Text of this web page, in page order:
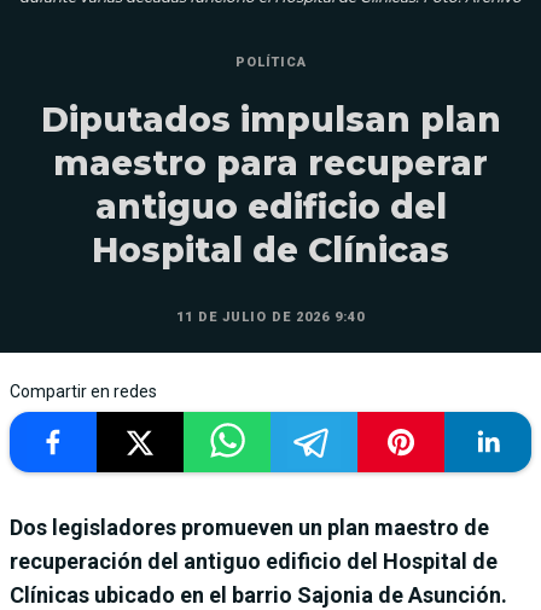
POLÍTICA
Diputados impulsan plan
maestro para recuperar
antiguo edificio del
Hospital de Clínicas
11 DE JULIO DE 2026 9:40
Compartir en redes
Dos legisladores promueven un plan maestro de
recuperación del antiguo edificio del Hospital de
Clínicas ubicado en el barrio Sajonia de Asunción.